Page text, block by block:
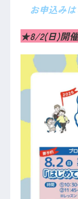
お申込み
★8/2(日)開催